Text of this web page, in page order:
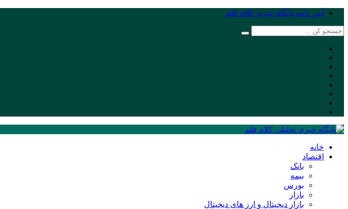
آیین نامه پایگاه خبری کلام قلم
خانه
اقتصاد
بانک
بیمه
بورس
بازار
بازار دیجیتال و ارز های دیجیتال